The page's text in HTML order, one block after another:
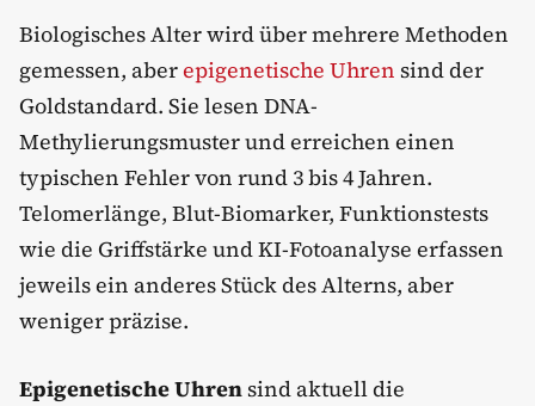
Biologisches Alter wird über mehrere Methoden
gemessen, aberepigenetische Uhren sind der
Goldstandard. Sie lesen DNA-
Methylierungsmuster und erreichen einen
typischen Fehler von rund 3 bis 4 Jahren.
Telomerlänge, Blut-Biomarker, Funktionstests
wie die Griffstärke und KI-Fotoanalyse erfassen
jeweils ein anderes Stück des Alterns, aber
weniger präzise.
Epigenetische Uhrensind aktuell die